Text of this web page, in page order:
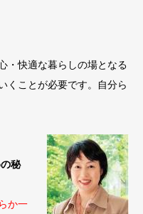
・快適な暮らしの場となる
くことが必要です。自分ら
秘
か一